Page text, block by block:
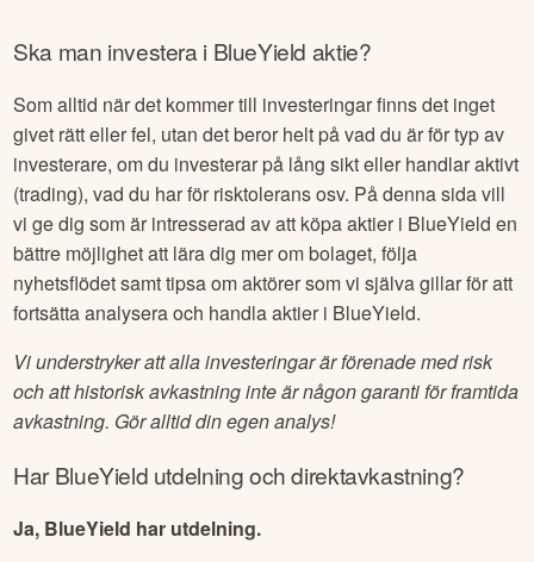
Ska man investera i BlueYield aktie?
Som alltid när det kommer till investeringar finns det inget
givet rätt eller fel, utan det beror helt på vad du är för typ av
investerare, om du investerar på lång sikt eller handlar aktivt
(trading), vad du har för risktolerans osv. På denna sida vill
vi ge dig som är intresserad av att köpa aktier i BlueYield en
bättre möjlighet att lära dig mer om bolaget, följa
nyhetsflödet samt tipsa om aktörer som vi själva gillar för att
fortsätta analysera och handla aktier i BlueYield.
Vi understryker att alla investeringar är förenade med risk
och att historisk avkastning inte är någon garanti för framtida
avkastning. Gör alltid din egen analys!
HarBlueYield utdelning och direktavkastning?
Ja, BlueYield har utdelning.